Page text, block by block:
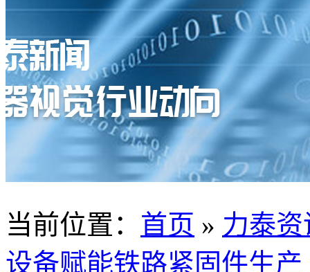
当前位置 ： 首页 » 力泰资
设备赋能铁路紧固件生产